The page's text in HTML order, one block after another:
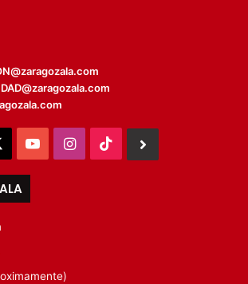
YouTubeInstagram
TikTok